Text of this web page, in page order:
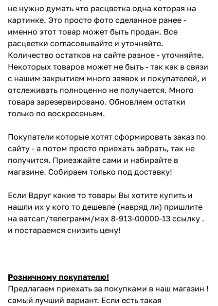
не нужно думать что расцветка одна которая на
картинке. Это просто фото сделанное ранее -
именно этот товар может быть продан. Все
расцветки согласовывайте и уточняйте.
Количество остатков на сайте разное - уточняйте.
Некоторых товаров может не быть - так как в связи
с нашим закрытием много заявок и покупателей, и
отслеживать полноценно не получается. Много
товара зарезервировано. Обновляем остатки
только по воскресеньям.
Покупатели которые хотят сформировать заказ по
сайту - а потом просто приехать забрать, так не
получится. Приезжайте сами и набирайте в
магазине. Собираем только под доставку!
Если Вдруг какие то товары Вы хотите купить и
нашли их у кого то дешевле (навряд ли) пришлите
на ватсап/телеграмм/мах 8-913-00000-13 ссылку .
и постараемся снизить цену!
Розничному покупателю!
Предлагаем приехать за покупками в наш магазин !
самый лучший вариант. Если есть такая